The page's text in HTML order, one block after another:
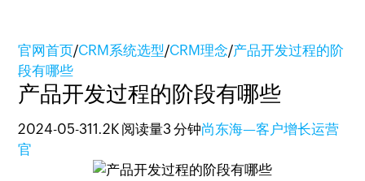
官网首页/CRM系统选型/CRM理念/产品开发过程的阶
段有哪些
产品开发过程的阶段有哪些
2024-05-311.2K 阅读量3 分钟尚东海—客户增长运营
官